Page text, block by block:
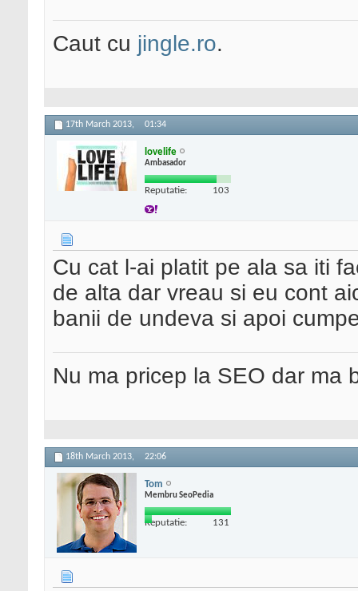
Caut cu jingle.ro.
17th March 2013, 01:34
lovelife
Ambasador
Reputatie: 103
Cu cat l-ai platit pe ala sa iti
de alta dar vreau si eu cont
banii de undeva si apoi
Nu ma pricep la SEO dar ma
18th March 2013, 22:06
Tom
Membru SeoPedia
Reputatie: 131